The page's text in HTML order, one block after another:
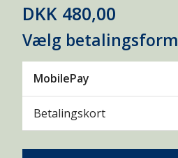
DKK 480,00
Vælg betalingsform
MobilePay
Betalingskort